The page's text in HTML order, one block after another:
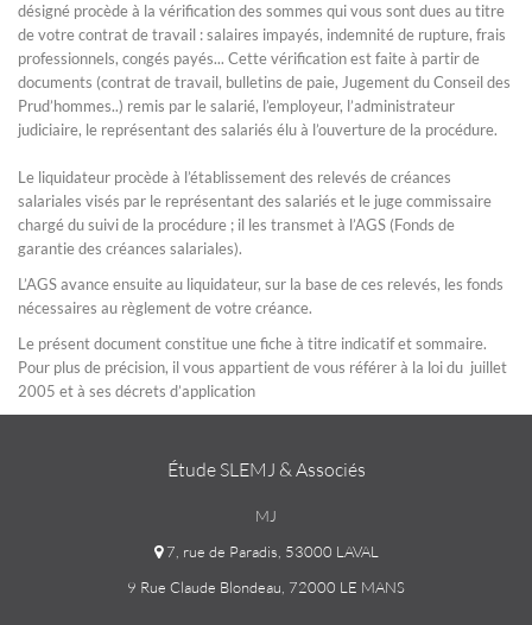
désigné procède à la vérification des sommes qui vous sont dues au titre
de votre contrat de travail : salaires impayés, indemnité de rupture, frais
professionnels, congés payés... Cette vérification est faite à partir de
documents (contrat de travail, bulletins de paie, Jugement du Conseil des
Prud’hommes..) remis par le salarié, l’employeur, l’administrateur
judiciaire, le représentant des salariés élu à l’ouverture de la procédure.
Le liquidateur procède à l’établissement des relevés de créances
salariales visés par le représentant des salariés et le juge commissaire
chargé du suivi de la procédure ; il les transmet à l’AGS (Fonds de
garantie des créances salariales).
L’AGS avance ensuite au liquidateur, sur la base de ces relevés, les fonds
nécessaires au règlement de votre créance.
Le présent document constitue une fiche à titre indicatif et sommaire.
Pour plus de précision, il vous appartient de vous référer à la loi du juillet
2005 et à ses décrets d’application
Étude SLEMJ & Associés
MJ
7, rue de Paradis, 53000 LAVAL
9 Rue Claude Blondeau, 72000 LE MANS